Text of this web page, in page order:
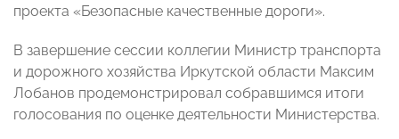
проекта «Безопасные качественные дороги».
В завершение сессии коллегии Министр транспорта
и дорожного хозяйства Иркутской области Максим
Лобанов продемонстрировал собравшимся итоги
голосования по оценке деятельности Министерства.